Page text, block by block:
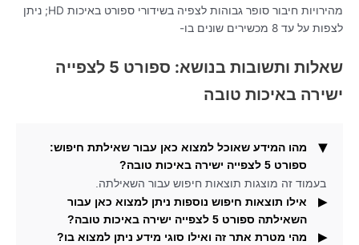
מהירויות חיבור סופר גבוהות לצפיה בשידורי ספורט באיכות HD; ניתן
לצפות על עד 8 מכשירים שונים בו-
שאלות ותשובות בנושא: ספורט 5 לצפייה
ישירה באיכות טובה
מהו המידע שאוכל למצוא כאן עבור שאילתת חיפוש:
ספורט 5 לצפייה ישירה באיכות טובה?
בעמוד זה מוצגות תוצאות חיפוש עבור השאילתה.
אילו תוצאות חיפוש נוספות ניתן למצוא כאן עבור
השאילתה ספורט 5 לצפייה ישירה באיכות טובה?
וגם תמצאו בדף זה תמונות העונות על שאילתת החיפוש.
מהי מטרת אתר זה ואילו סוגי מידע ניתן למצוא בו?